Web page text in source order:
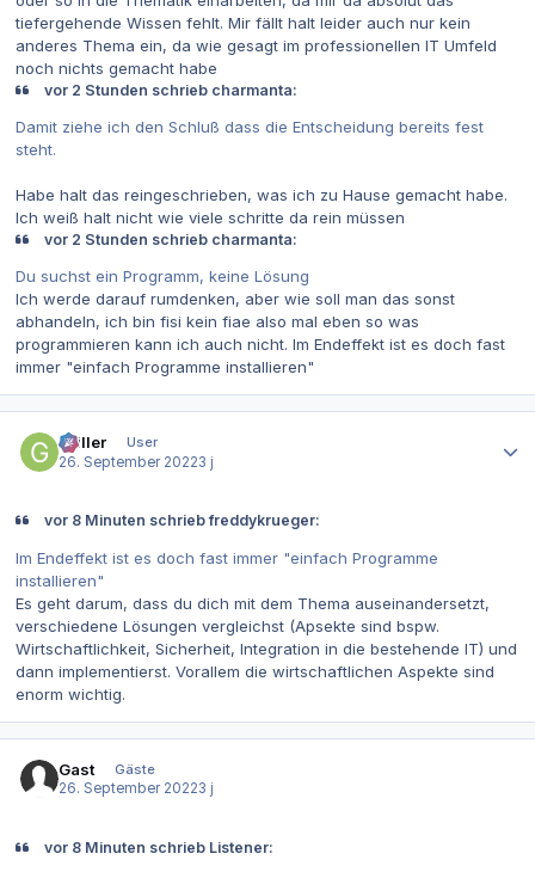
tiefergehende Wissen fehlt. Mir fällt halt leider auch nur kein
anderes Thema ein, da wie gesagt im professionellen IT Umfeld
noch nichts gemacht habe
vor 2 Stunden schrieb charmanta:
Damit ziehe ich den Schluß dass die Entscheidung bereits fest
steht.
Habe halt das reingeschrieben, was ich zu Hause gemacht habe.
Ich weiß halt nicht wie viele schritte da rein müssen
vor 2 Stunden schrieb charmanta:
Du suchst ein Programm, keine Lösung
Ich werde darauf rumdenken, aber wie soll man das sonst
abhandeln, ich bin fisi kein fiae also mal eben so was
programmieren kann ich auch nicht. Im Endeffekt ist es doch fast
immer "einfach Programme installieren"
Griller
User
26. September 20223 j
vor 8 Minuten schrieb freddykrueger:
Im Endeffekt ist es doch fast immer "einfach Programme
installieren"
Es geht darum, dass du dich mit dem Thema auseinandersetzt,
verschiedene Lösungen vergleichst (Apsekte sind bspw.
Wirtschaftlichkeit, Sicherheit, Integration in die bestehende IT) und
dann implementierst. Vorallem die wirtschaftlichen Aspekte sind
enorm wichtig.
Gast
Gäste
26. September 20223 j
vor 8 Minuten schrieb Listener: